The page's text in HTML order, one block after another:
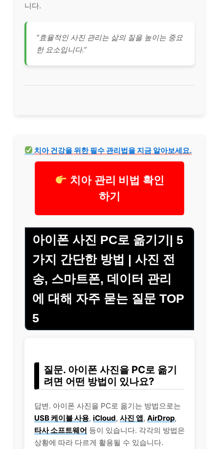
니다.
“효율적인 사진 관리는 삶의 질을 높이는 중요
한 요소입니다.”
치아건강을 위한 필수 관리법을 지금 알아보세요.
치아 관리 비법 확인
하기
아이폰 사진 PC로 옮기기| 5
가지 간단한 방법 | 사진 전
송, 스마트폰, 데이터 관리
에 대해 자주 묻는 질문 TOP
5
질문. 아이폰 사진을 PC로 옮기
려면 어떤 방법이 있나요?
답변. 아이폰 사진을 PC로 옮기는 방법으로는
USB 케이블 사용, iCloud, 사진 앱, AirDrop,
타사 소프트웨어 등이 있습니다. 각각의 방법은
상황에 따라 다르게 활용될 수 있습니다.